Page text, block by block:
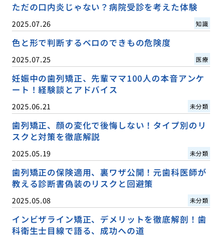
ただの口内炎じゃない？病院受診を考えた体験
2025.07.26 知識
色と形で判断するベロのできもの危険度
2025.07.25 医療
妊娠中の歯列矯正、先輩ママ100人の本音アンケ
ート！経験談とアドバイス
2025.06.21 未分類
歯列矯正、顔の変化で後悔しない！タイプ別のリ
スクと対策を徹底解説
2025.05.19 未分類
歯列矯正の保険適用、裏ワザ公開！元歯科医師が
教える診断書偽装のリスクと回避策
2025.05.08 未分類
インビザライン矯正、デメリットを徹底解剖！歯
科衛生士目線で語る、成功への道